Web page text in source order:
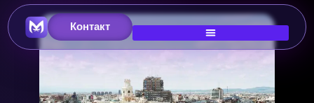
Контакт